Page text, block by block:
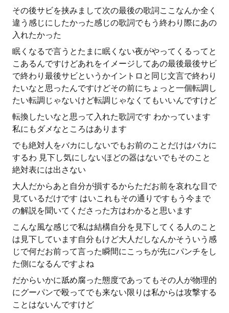
その後サビを挟みまして次の最後の歌詞ここなんか全く
違う感じにしたかった感じの歌詞でもう終わり際にあの
入れたかった
眠くなるで言うとたまに眠くない夜がやってくるってと
こあるんですけどあれをイメージしてあの最後最後サビ
で終わり最後サビというかイントロと同じ文言で終わり
たいなと思ったんですけどその前にちょっと一個転調し
たい転調じゃないけど転調じゃなくてもいいんですけど
転換したいなと思って入れた歌詞です わかっています
私にもダメなところはあります
でも絶対人をバカにしないでもお前のことだけはバカに
するわ 見下し気にしないほどの器はないでもそのこと
絶対表には出さない
大人だからあと自分が損するからただお前を哀れな目で
見ているだけです はいこれもその通りですもう今まで
の解説を聞いてくださった方はわかると思います
こんな風な感じで私は結構自分を見下してくる人のこと
は見下しています自分もけど大人だしなんかそういう感
じで何だお前って言った瞬間にこっちが先にパンチをし
た側になるんですよね
だからいかに舐め腐った態度であってもその人が物理的
にグーパンで殴ってでも来ない限りは私からは攻撃する
ことはないんですけど